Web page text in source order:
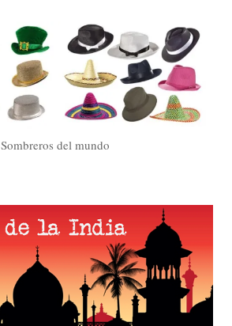
Sombreros del mundo